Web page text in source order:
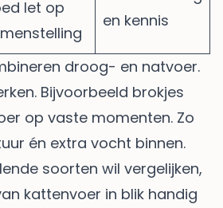
let op
en kennis
droog- en natvoer.
Bijvoorbeeld brokjes
op vaste momenten. Zo
én extra vocht binnen.
soorten wil vergelijken,
kattenvoer in blik handig